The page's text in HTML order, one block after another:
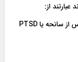
از:
• ضربه جسمی یا عاطفی (با اختلال استرس پس از سانحه یا PTSD